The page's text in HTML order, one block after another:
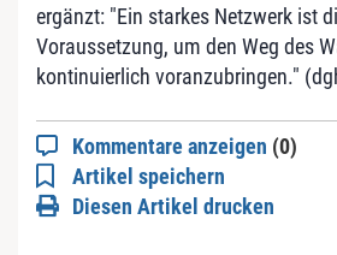
ergänzt: "Ein starkes Netzwerk ist
Voraussetzung, um den Weg des
kontinuierlich voranzubringen."
Kommentare anzeigen (0)
Artikel speichern
Diesen Artikel drucken